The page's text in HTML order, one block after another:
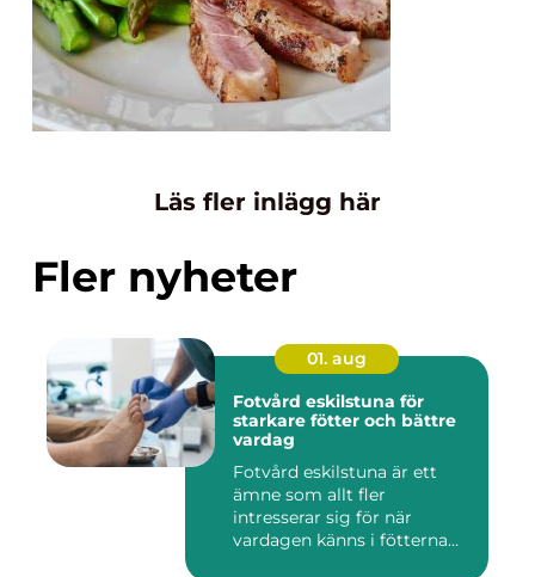
Läs fler inlägg här
Fler nyheter
01. aug
Fotvård eskilstuna för
starkare fötter och bättre
vardag
Fotvård eskilstuna är ett
ämne som allt fler
intresserar sig för när
vardagen känns i fötterna